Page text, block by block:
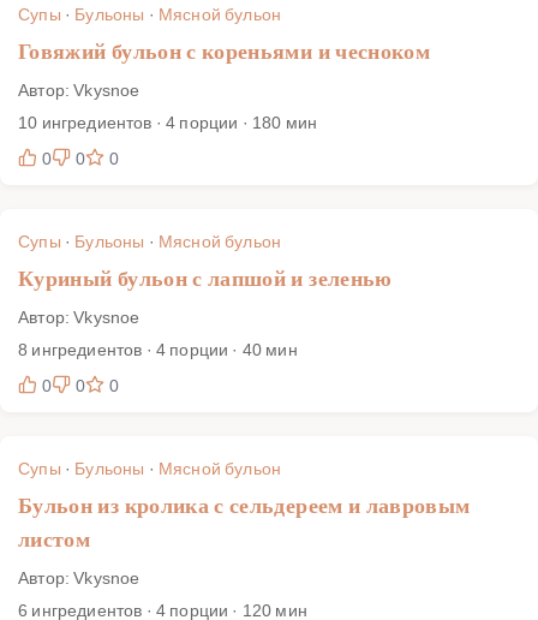
Супы · Бульоны · Мясной бульон
Говяжий бульон с кореньями и чесноком
Автор: Vkysnoe
10 ингредиентов · 4 порции · 180 мин
0
0 0
Супы · Бульоны · Мясной бульон
Куриный бульон с лапшой и зеленью
Автор: Vkysnoe
8 ингредиентов · 4 порции · 40 мин
0
0 0
Супы · Бульоны · Мясной бульон
Бульон из кролика с сельдереем и лавровым
листом
Автор: Vkysnoe
6 ингредиентов · 4 порции · 120 мин